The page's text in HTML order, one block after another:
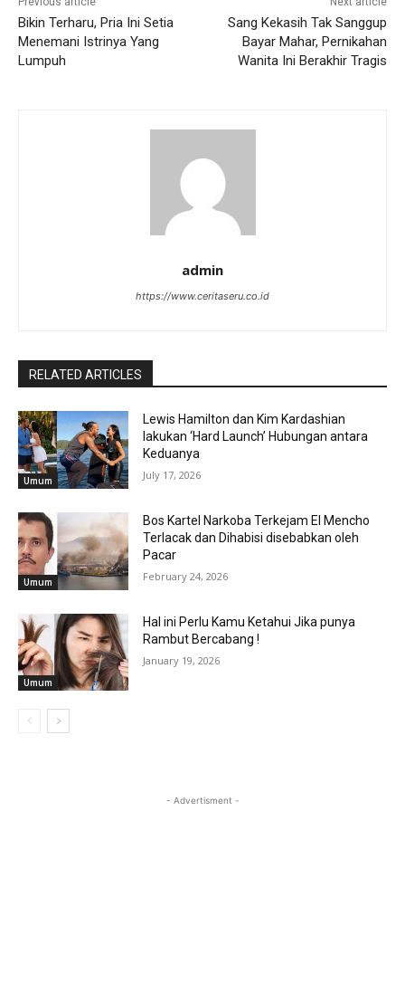
Bikin Terharu, Pria Ini Setia
Menemani Istrinya Yang
Lumpuh
Sang Kekasih Tak Sanggup
Bayar Mahar, Pernikahan
Wanita Ini Berakhir Tragis
admin
https://www.ceritaseru.co.id
RELATED ARTICLES
Umum
Lewis Hamilton dan Kim Kardashian
lakukan ‘Hard Launch’ Hubungan antara
Keduanya
July 17, 2026
Umum
Bos Kartel Narkoba Terkejam El Mencho
Terlacak dan Dihabisi disebabkan oleh
Pacar
February 24, 2026
Umum
Hal ini Perlu Kamu Ketahui Jika punya
Rambut Bercabang !
January 19, 2026
- Advertisment -